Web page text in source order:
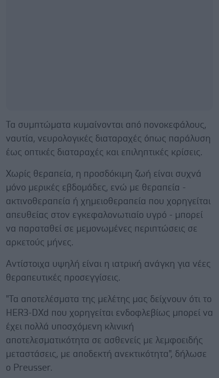
Τα συμπτώματα κυμαίνονται από πονοκεφάλους,
ναυτία, νευρολογικές διαταραχές όπως παράλυση
έως οπτικές διαταραχές και επιληπτικές κρίσεις.
Χωρίς θεραπεία, η προσδόκιμη ζωή είναι συχνά
μόνο μερικές εβδομάδες, ενώ με θεραπεία -
ακτινοθεραπεία ή χημειοθεραπεία που χορηγείται
απευθείας στον εγκεφαλονωτιαίο υγρό - μπορεί
να παραταθεί σε μεμονωμένες περιπτώσεις σε
αρκετούς μήνες.
Αντίστοιχα υψηλή είναι η ιατρική ανάγκη για νέες
θεραπευτικές προσεγγίσεις.
"Τα αποτελέσματα της μελέτης μας δείχνουν ότι το
HER3-DXd που χορηγείται ενδοφλεβίως μπορεί να
έχει πολλά υποσχόμενη κλινική
αποτελεσματικότητα σε ασθενείς με λεμφοειδής
μεταστάσεις, με αποδεκτή ανεκτικότητα", δήλωσε
ο Preusser.